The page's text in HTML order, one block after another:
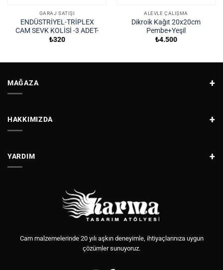
GARAJ SATIŞI
ENDÜSTRİYEL-TRİPLEX
CAM SEVK KOLİSİ -3 ADET-
₺320
ALEVLE ÇALIŞMA
Dikroik Kağıt 20x20cm
Pembe+Yeşil
₺4.500
MAĞAZA
HAKKIMIZDA
YARDIM
Cam malzemelerinde 20 yılı aşkın deneyimle, ihtiyaçlarınıza uygun
çözümler sunuyoruz.